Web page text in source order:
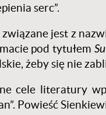
serc”.
związane jest z
pod tytułem
żeby się nie
cele literatury
Powieść